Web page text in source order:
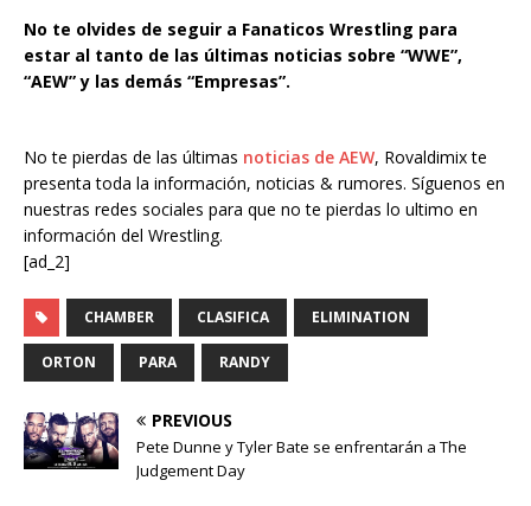
No te olvides de seguir a Fanaticos Wrestling para
estar al tanto de las últimas noticias sobre “WWE”,
“AEW” y las demás “Empresas”.
No te pierdas de las últimas noticias de AEW, Rovaldimix te
presenta toda la información, noticias & rumores. Síguenos en
nuestras redes sociales para que no te pierdas lo ultimo en
información del Wrestling.
[ad_2]
CHAMBER CLASIFICA ELIMINATION
ORTON PARA RANDY
PREVIOUS
Pete Dunne y Tyler Bate se enfrentarán a The
Judgement Day